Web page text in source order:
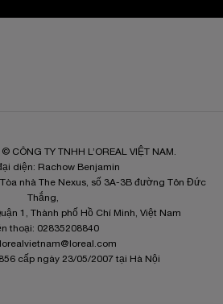
CÔNG TY TNHH L’OREAL VIỆT NAM.
diện: Rachow Benjamin
nhà The Nexus, số 3A-3B đường Tôn Đức
Thắng,
1, Thành phố Hồ Chí Minh, Việt Nam
thoại: 02835208840
lorealvietnam@loreal.com
cấp ngày 23/05/2007 tại Hà Nội